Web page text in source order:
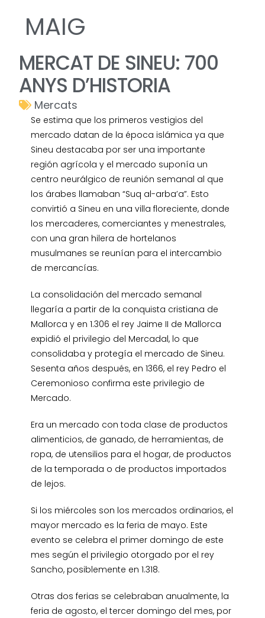
MAIG
MERCAT DE SINEU: 700
ANYS D’HISTORIA
Mercats
Se estima que los primeros vestigios del
mercado datan de la época islámica ya que
Sineu destacaba por ser una importante
región agrícola y el mercado suponía un
centro neurálgico de reunión semanal al que
los árabes llamaban “Suq al-arba’a”. Esto
convirtió a Sineu en una villa floreciente, donde
los mercaderes, comerciantes y menestrales,
con una gran hilera de hortelanos
musulmanes se reunían para el intercambio
de mercancías.
La consolidación del mercado semanal
llegaría a partir de la conquista cristiana de
Mallorca y en 1.306 el rey Jaime II de Mallorca
expidió el privilegio del Mercadal, lo que
consolidaba y protegía el mercado de Sineu.
Sesenta años después, en 1366, el rey Pedro el
Ceremonioso confirma este privilegio de
Mercado.
Era un mercado con toda clase de productos
alimenticios, de ganado, de herramientas, de
ropa, de utensilios para el hogar, de productos
de la temporada o de productos importados
de lejos.
Si los miércoles son los mercados ordinarios, el
mayor mercado es la feria de mayo. Este
evento se celebra el primer domingo de este
mes según el privilegio otorgado por el rey
Sancho, posiblemente en 1.318.
Otras dos ferias se celebraban anualmente, la
feria de agosto, el tercer domingo del mes, por